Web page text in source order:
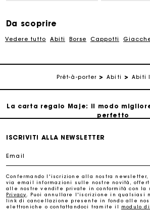
Da scoprire
Vedere tutto Abiti Borse Cappotti
Prêt-à-porter Abiti Abiti
Paga in 3 rate senza
Traccia il mio
La carta regalo Maje: il modo
perfetto
Consegna a domicilio offerta
Paga in 3 rate senza
Cambi & Resi
ISCRIVITI ALLA NEWSLETTER
Email
Confermando l'iscrizione alla nostra
via email informazioni sulle nostre novità,
alle nostre vendite private in conformità con la
Privacy
. Puoi annullare l'iscrizione in qualsiasi
link di cancellazione presente in fondo alle
elettroniche o contattandoci tramite il modulo